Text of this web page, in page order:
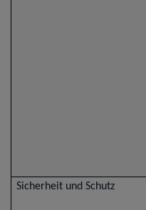
Sicherheit und Schutz